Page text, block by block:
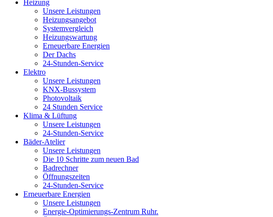
Heizung
Unsere Leistungen
Heizungsangebot
Systemvergleich
Heizungswartung
Erneuerbare Energien
Der Dachs
24-Stunden-Service
Elektro
Unsere Leistungen
KNX-Bussystem
Photovoltaik
24 Stunden Service
Klima & Lüftung
Unsere Leistungen
24-Stunden-Service
Bäder-Atelier
Unsere Leistungen
Die 10 Schritte zum neuen Bad
Badrechner
Öffnungszeiten
24-Stunden-Service
Erneuerbare Energien
Unsere Leistungen
Energie-Optimierungs-Zentrum Ruhr.